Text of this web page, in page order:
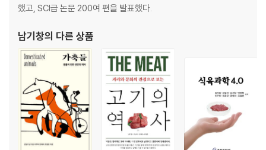
1. 농경사회와 소 179
인더스 계곡에서 아프리카까지 186
성스러운 모성의 근원 190
암소는 인도 국민의 어머니 197
우상과 신성 201
2. 우리 민족의 소, 한우 207
코뚜레와 외양간 209
했고, SCI급 논문 200여 편을 발표했다.
남기창의 다른 상품